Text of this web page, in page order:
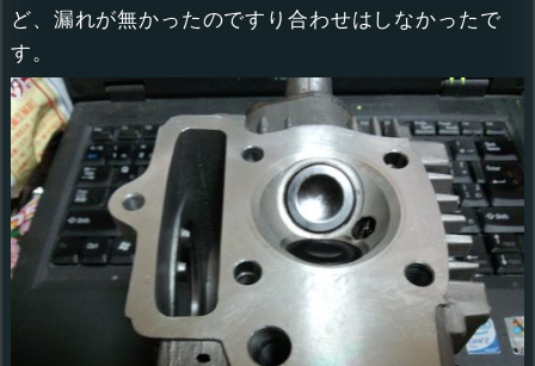
ど、漏れが無かったのですり合わせはしなかったで
す。